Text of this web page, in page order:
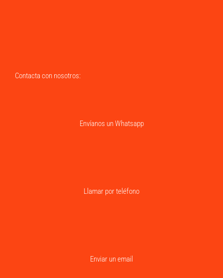
Contacta con nosotros:
Envíanos un Whatsapp
Llamar por teléfono
Enviar un email